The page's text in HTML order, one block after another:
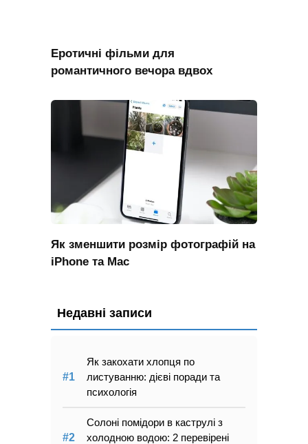
Еротичні фільми для
романтичного вечора вдвох
Як зменшити розмір фотографій на
iPhone та Mac
Недавні записи
Як закохати хлопця по
листуванню: дієві поради та
психологія
Солоні помідори в каструлі з
холодною водою: 2 перевірені